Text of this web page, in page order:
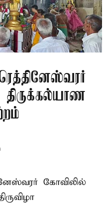
கோவிலில்